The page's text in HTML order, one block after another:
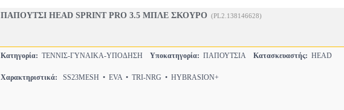
ΠΑΠΟΥΤΣΙ HEAD SPRINT PRO 3.5 ΜΠΛΕ ΣΚΟΥΡΟ (PL2.138146628)
Κατηγορία: ΤΕΝΝΙΣ-ΓΥΝΑΙΚΑ-ΥΠΟΔΗΣΗ Υποκατηγορία: ΠΑΠΟΥΤΣΙΑ Κατασκευαστής: HEAD
Χαρακτηριστικά: SS23MESH • EVA • TRI-NRG • HYBRASION+